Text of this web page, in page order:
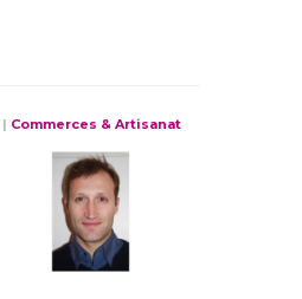
| Commerces & Artisanat